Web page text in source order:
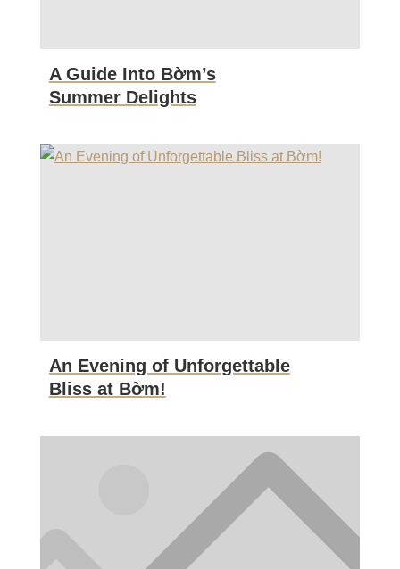
A Guide Into Bờm’s
Summer Delights
An Evening of Unforgettable
Bliss at Bờm!